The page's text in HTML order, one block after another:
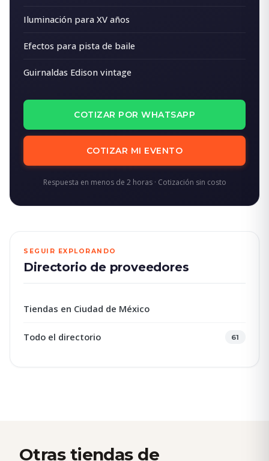
Iluminación para XV años
Efectos para pista de baile
Guirnaldas Edison vintage
COTIZAR POR WHATSAPP
COTIZAR MI EVENTO
Respuesta en menos de 2 horas · Cotización sin costo
SEGUIR EXPLORANDO
Directorio de proveedores
Tiendas en Ciudad de México
Todo el directorio 61
Otras tiendas de